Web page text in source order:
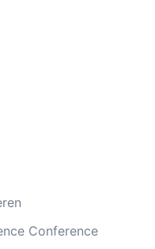
Conference